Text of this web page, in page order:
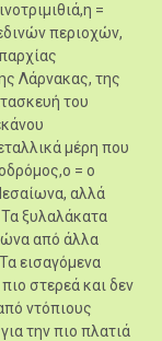
=
περιοχών,
Λάρνακας, της
του
μέρη που
= ο
αλλά
ξυλαλάκατα
από άλλα
εισαγόμενα
στερεά και δεν
ντόπιους
την πιο πλατιά